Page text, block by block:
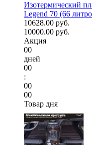
Изотермический
Legend 70 (66
10628.00 руб.
10000.00 руб.
Акция
00
дней
00
:
00
00
Товар дня